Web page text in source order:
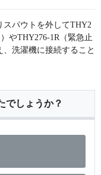
スパウトを外してTHY2
やTHY276-1R（緊急止
洗濯機に接続すること
でしょうか？